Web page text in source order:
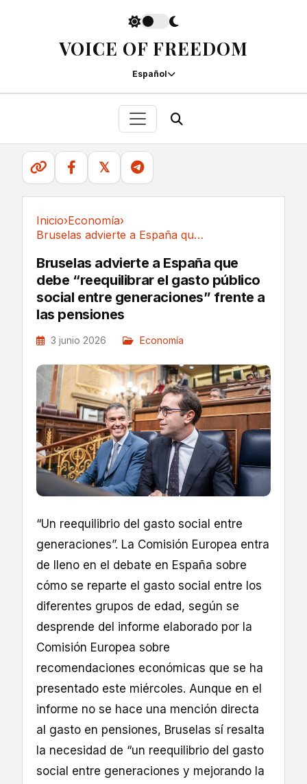
VOICE OF FREEDOM
Español
𝕏
Inicio›Economía›
Bruselas advierte a España que debe...
Bruselas advierte a España que
debe “reequilibrar el gasto público
social entre generaciones” frente a
las pensiones
3 junio 2026 Economía
“Un reequilibrio del gasto social entre
generaciones”. La Comisión Europea entra
de lleno en el debate en España sobre
cómo se reparte el gasto social entre los
diferentes grupos de edad, según se
desprende del informe elaborado por la
Comisión Europea sobre
recomendaciones económicas que se ha
presentado este miércoles. Aunque en el
informe no se hace una mención directa
al gasto en pensiones, Bruselas sí resalta
la necesidad de “un reequilibrio del gasto
social entre generaciones y mejorando la